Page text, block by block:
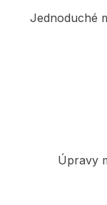
Jednoduché
Úpravy